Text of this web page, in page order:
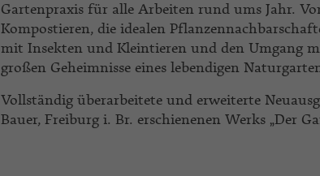
Gartenpraxis für alle Arbeiten rund ums Jahr.
Kompostieren, die idealen
mit Insekten und Kleintieren und den Umgang
großen Geheimnisse eines lebendigen
Vollständig überarbeitete und erweiterte
Bauer, Freiburg i. Br. erschienenen Werks „Der